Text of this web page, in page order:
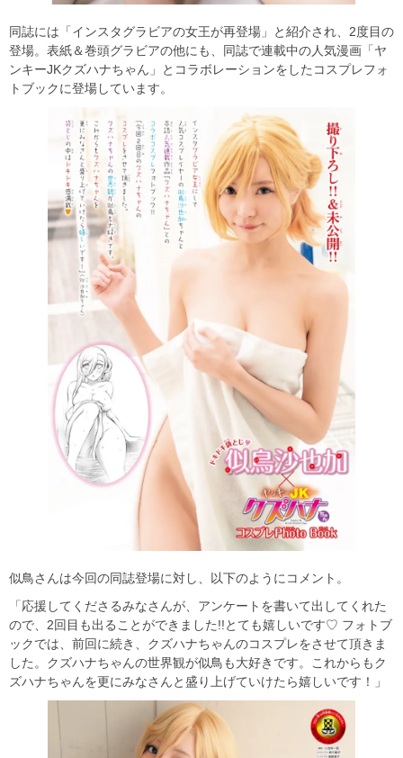
同誌には「インスタグラビアの女王が再登場」と紹介され、2度目の
登場。表紙＆巻頭グラビアの他にも、同誌で連載中の人気漫画「ヤ
ンキーJKクズハナちゃん」とコラボレーションをしたコスプレフォ
トブックに登場しています。
似鳥さんは今回の同誌登場に対し、以下のようにコメント。
「応援してくださるみなさんが、アンケートを書いて出してくれた
ので、2回目も出ることができました!!とても嬉しいです♡ フォトブ
ックでは、前回に続き、クズハナちゃんのコスプレをさせて頂きま
した。クズハナちゃんの世界観が似鳥も大好きです。これからもク
ズハナちゃんを更にみなさんと盛り上げていけたら嬉しいです！」